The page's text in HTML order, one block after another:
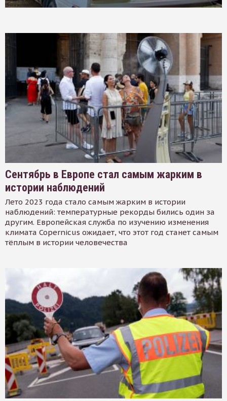
Сентябрь в Европе стал самым жарким в
истории наблюдений
Лето 2023 года стало самым жарким в истории
наблюдений: температурные рекорды бились один за
другим. Европейская служба по изучению изменения
климата Copernicus ожидает, что этот год станет самым
тёплым в истории человечества